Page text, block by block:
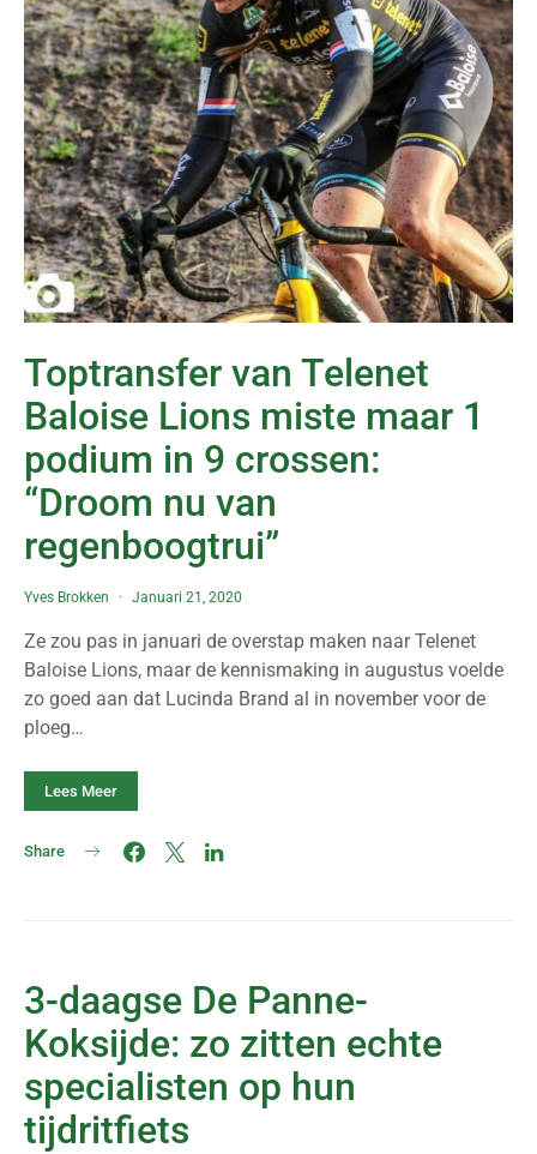
Toptransfer van Telenet
Baloise Lions miste maar 1
podium in 9 crossen:
“Droom nu van
regenboogtrui”
Yves Brokken Januari 21, 2020
Ze zou pas in januari de overstap maken naar Telenet
Baloise Lions, maar de kennismaking in augustus voelde
zo goed aan dat Lucinda Brand al in november voor de
ploeg…
Lees Meer
Share
3-daagse De Panne-
Koksijde: zo zitten echte
specialisten op hun
tijdritfiets